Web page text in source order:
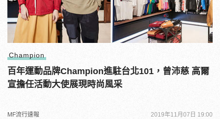
Champion
百年運動品牌Champion進駐台北101，曾沛慈 高爾
宣擔任活動大使展現時尚風采
MF流行速報 2019年11月07日 19:00